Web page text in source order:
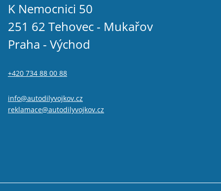
K Nemocnici 50
251 62 Tehovec - Mukařov
Praha - Východ
+420 734 88 00 88
info@autodilyvojkov.cz
reklamace@autodilyvojkov.cz